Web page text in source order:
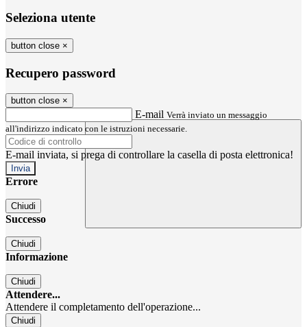
Seleziona utente
button close ×
Recupero password
button close ×
E-mail Verrà inviato un messaggio
all'indirizzo indicato con le istruzioni necessarie.
E-mail inviata, si prega di controllare la casella di posta elettronica!
Errore
Chiudi
Successo
Chiudi
Informazione
Chiudi
Attendere...
Attendere il completamento dell'operazione...
Chiudi